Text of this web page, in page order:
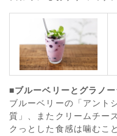
■ブルーベリーとグラノ
ブルーベリーの「アント
質」、またクリームチー
クっとした食感は噛むこ